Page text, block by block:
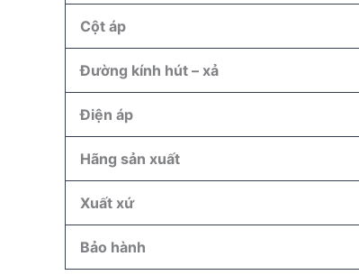
Cột áp
Đường kính hút – xả
Điện áp
Hãng sản xuất
Xuất xứ
Bảo hành